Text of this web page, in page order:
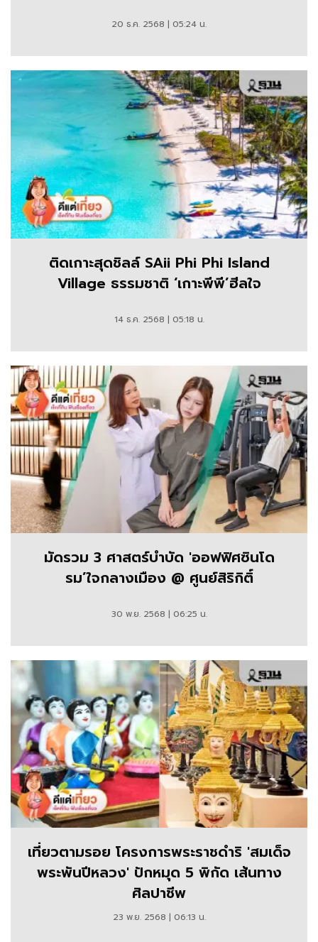
20 ธ.ค. 2568 | 05:24 น.
ติดเกาะสุดชิลล์ SAii Phi Phi Island
Village ธรรมชาติ ‘เกาะพีพี’ฮีลใจ
14 ธ.ค. 2568 | 05:18 น.
มัดรวม 3 ศาสตร์บำบัด 'ออฟฟิศซินโด
รม’ใจกลางเมือง @ ศูนย์สิริกิติ์
30 พ.ย. 2568 | 06:25 น.
เที่ยวตามรอย โครงการพระราชดำริ 'สมเด็จ
พระพันปีหลวง' ปักหมุด 5 พิกัด เส้นทาง
ศิลปาชีพ
23 พ.ย. 2568 | 06:13 น.